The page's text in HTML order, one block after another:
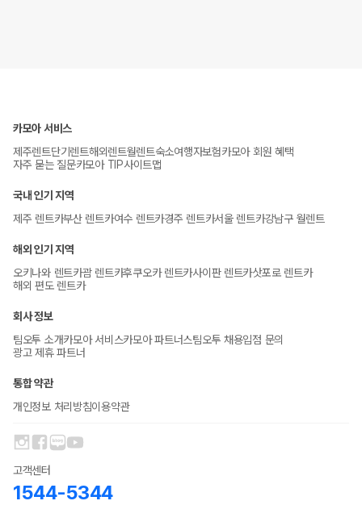
카모아 서비스
제주렌트단기렌트해외렌트월렌트숙소여행자보험카모아 회원 혜택
자주 묻는 질문카모아 TIP사이트맵
국내 인기 지역
제주 렌트카부산 렌트카여수 렌트카경주 렌트카서울 렌트카강남구 월렌트
해외 인기 지역
오키나와 렌트카괌 렌트카후쿠오카 렌트카사이판 렌트카삿포로 렌트카
해외 편도 렌트카
회사 정보
팀오투 소개카모아 서비스카모아 파트너스팀오투 채용입점 문의
광고 제휴 파트너
통합 약관
개인정보 처리방침이용약관
고객센터
1544-5344